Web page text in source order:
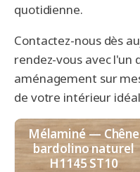
quotidienne.
Contactez-nous dès
rendez-vous avec l'un
aménagement sur
de votre intérieur
Mélaminé — Chêne
bardolino naturel
H1145 ST10